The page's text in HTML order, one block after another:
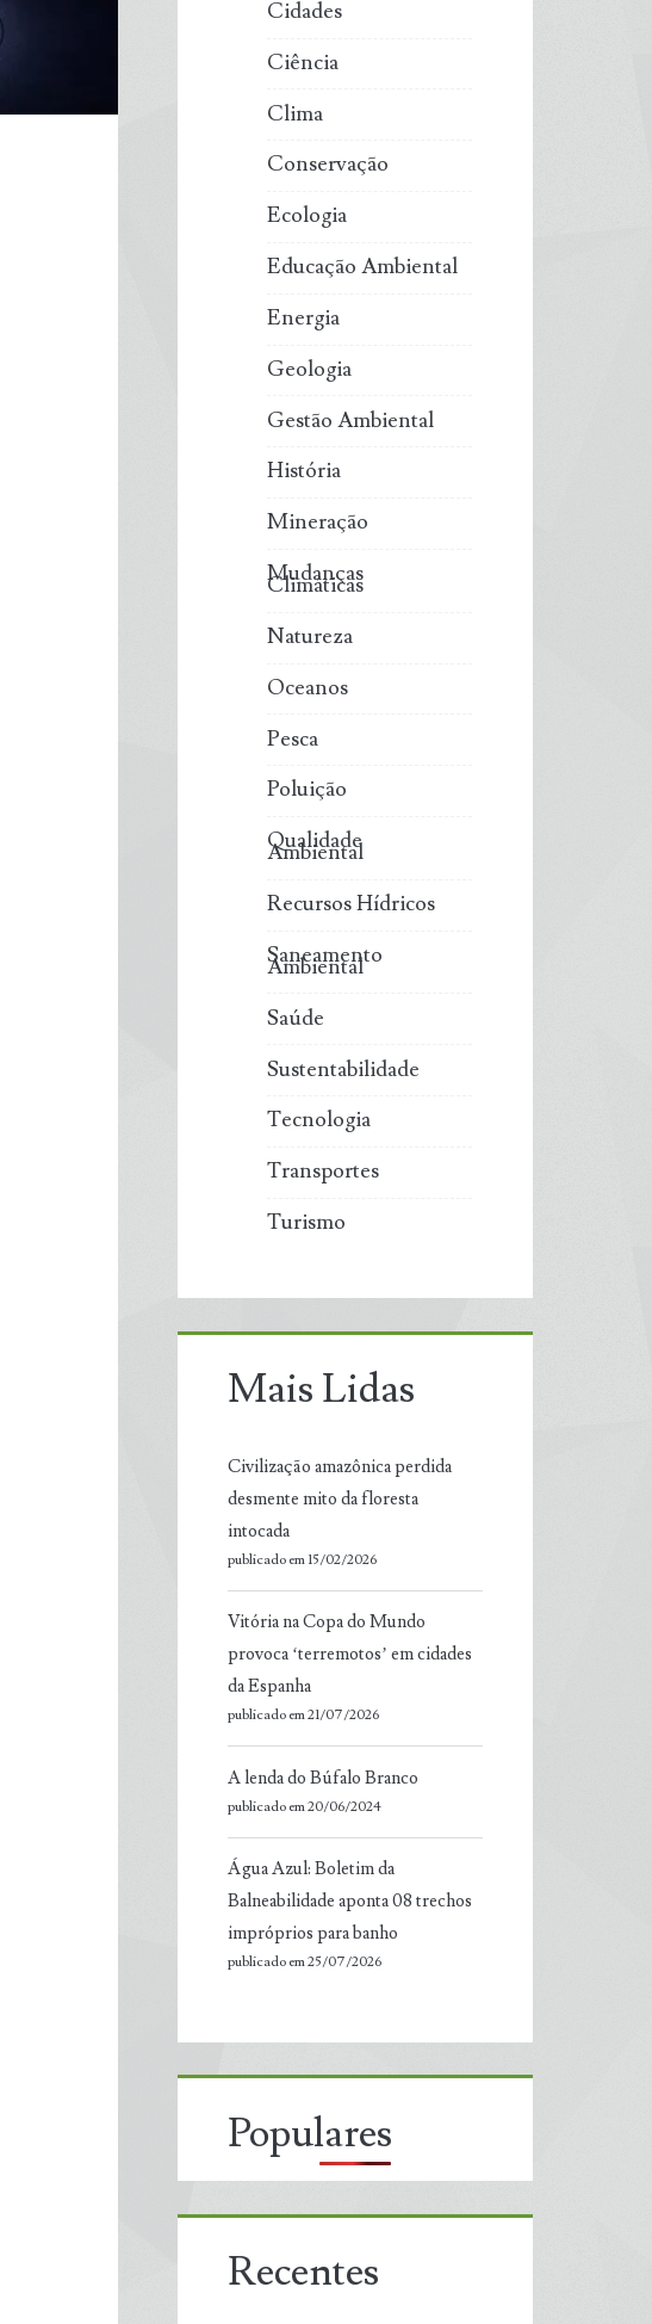
Cidades
Ciência
Clima
Conservação
Ecologia
Educação Ambiental
Energia
Geologia
Gestão Ambiental
História
Mineração
Mudanças
Climáticas
Natureza
Oceanos
Pesca
Poluição
Qualidade
Ambiental
Recursos Hídricos
Saneamento
Ambiental
Saúde
Sustentabilidade
Tecnologia
Transportes
Turismo
Mais Lidas
Civilização amazônica perdida
desmente mito da floresta
intocada
publicado em 15/02/2026
Vitória na Copa do Mundo
provoca ‘terremotos’ em cidades
da Espanha
publicado em 21/07/2026
A lenda do Búfalo Branco
publicado em 20/06/2024
Água Azul: Boletim da
Balneabilidade aponta 08 trechos
impróprios para banho
publicado em 25/07/2026
Populares
Recentes